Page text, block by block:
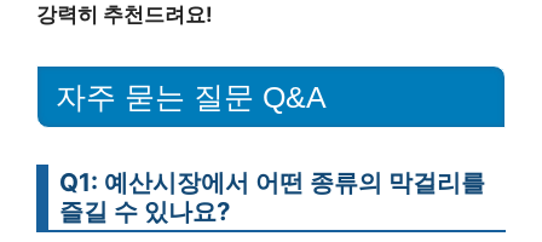
강력히 추천드려요!
자주 묻는 질문 Q&A
Q1: 예산시장에서 어떤 종류의 막걸리를
즐길 수 있나요?